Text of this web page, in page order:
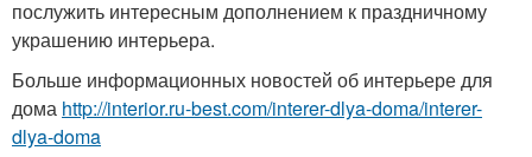
послужить интересным дополнением к праздничному
украшению интерьера.
Больше информационных новостей об интерьере для
дома http://interior.ru-best.com/interer-dlya-doma/interer-
dlya-doma